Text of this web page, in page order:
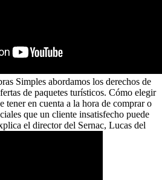
Simples abordamos los derechos de
de paquetes turísticos. Cómo elegir
tener en cuenta a la hora de comprar o
que un cliente insatisfecho puede
el director del Sernac, Lucas del